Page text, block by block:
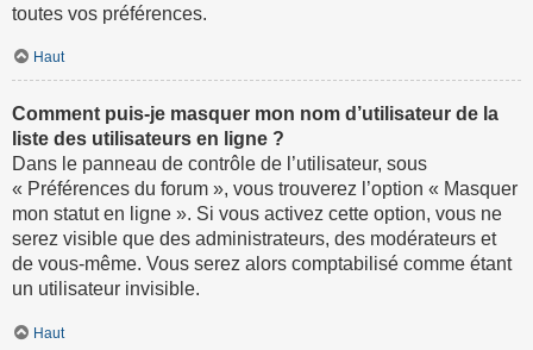
toutes vos préférences.
Haut
Comment puis-je masquer mon nom d’utilisateur de la
liste des utilisateurs en ligne ?
Dans le panneau de contrôle de l’utilisateur, sous
« Préférences du forum », vous trouverez l’option « Masquer
mon statut en ligne ». Si vous activez cette option, vous ne
serez visible que des administrateurs, des modérateurs et
de vous-même. Vous serez alors comptabilisé comme étant
un utilisateur invisible.
Haut